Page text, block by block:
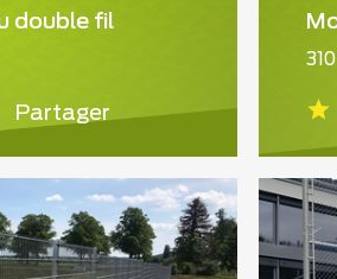
double fil
Partager